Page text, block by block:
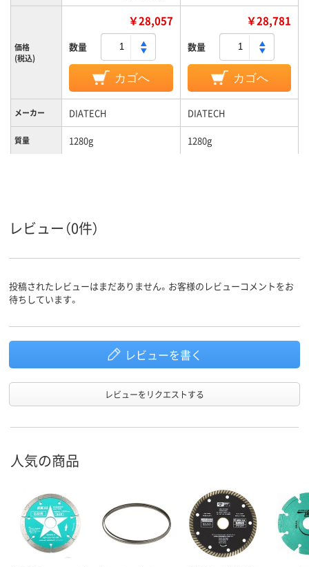
価格
(税込)
￥28,057
数量
カゴへ
￥28,781
数量
カゴへ
メーカー DIATECH DIATECH
質量 1280g 1280g
レビュー（0件）
投稿されたレビューはまだありません。お客様のレビューコメントをお
待ちしています。
レビューを書く
レビューをリクエストする
人気の商品